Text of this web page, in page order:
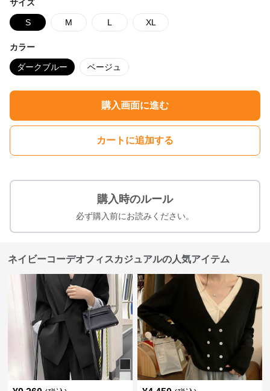
サイズ
S M L XL
カラー
ダークブルー ベージュ
購入画面に進む
カートに追加する
購入時のルール
必ず購入前にお読みください。
ネイビーコーデオフィスカジュアルの人気アイテム